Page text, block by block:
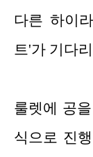
다른 하이
트'가 기다
룰렛에 공
식으로 진